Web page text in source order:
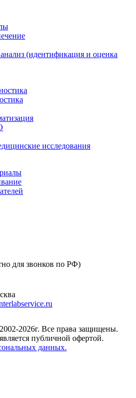
(идентификация и оценка
исследования
для звонков по РФ)
2026г. Все права защищены.
публичной офертой.
данных.